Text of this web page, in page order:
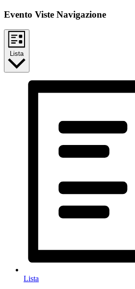
Evento Viste Navigazione
Lista
Lista